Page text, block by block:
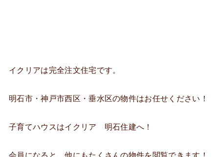
イクリアは完全注文住宅です。
明石市・神戸市西区・垂水区の物件はお任せください！
子育てハウスはイクリア 明石住建へ！